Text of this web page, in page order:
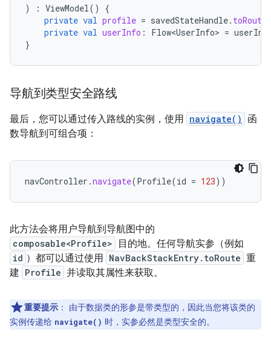
)
: ViewModel()
{
private val profile = savedStateHandle.
private val userInfo : Flow<UserInfo> =
}
导航到类型安全路线
最后，您可以通过传入路线的实例，使用 navigate()
函
数导航到可组合项：
navController .navigate(Profile(id = 123))
此方法会将用户导航到导航图中的
composable<Profile> 目的地。任何导航实参（例如
id ）都可以通过使用 NavBackStackEntry.toRoute 重
建 Profile 并读取其属性来获取。
重要提示 ：
由于数据类的形参是带类型的，因此当您将该类的
实例传递给 navigate() 时，实参必然是类型安全的。